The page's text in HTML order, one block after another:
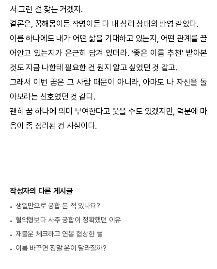
서 그런 걸 찾는 거겠지.
결론은, 꿈해몽이든 작명이든 다 내 심리 상태의 반영 같았다.
이름 하나에도 내가 어떤 삶을 기대하고 있는지, 어떤 관계를 끌
어안고 있는지가 은근히 담겨 있더라. ‘좋은 이름 추천’ 받아본
것도 지금 나한테 필요한 건 뭔지 알고 싶었던 것 같고.
그래서 이번 꿈은 그 사람 때문이 아니라, 아마도 나 자신을 돌
아보라는 신호였던 것 같다.
괜히 꿈 하나에 의미 부여한다고 웃을 수도 있겠지만, 덕분에 마
음이 좀 정리된 건 사실이다.
작성자의 다른 게시글
생일만으로 궁합 본 적 있나요?
혈액형보다 사주 궁합이 정확했던 이유
재물운 체크하고 연봉 협상한 썰
이름 바꾸면 정말 운이 달라질까?